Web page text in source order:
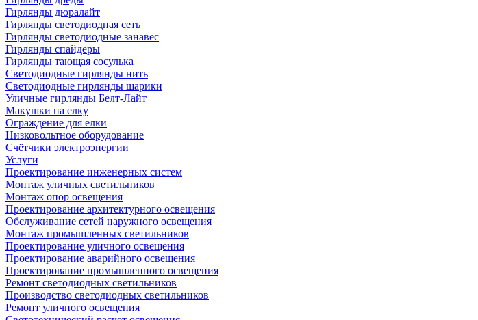
Гирлянды дюралайт
Гирлянды светодиодная сеть
Гирлянды светодиодные занавес
Гирлянды спайдеры
Гирлянды тающая сосулька
Светодиодные гирлянды нить
Светодиодные гирлянды шарики
Уличные гирлянды Белт-Лайт
Макушки на елку
Ограждение для елки
Низковольтное оборудование
Счётчики электроэнергии
Услуги
Проектирование инженерных систем
Монтаж уличных светильников
Монтаж опор освещения
Проектирование архитектурного освещения
Обслуживание сетей наружного освещения
Монтаж промышленных светильников
Проектирование уличного освещения
Проектирование аварийного освещения
Проектирование промышленного освещения
Ремонт светодиодных светильников
Производство светодиодных светильников
Ремонт уличного освещения